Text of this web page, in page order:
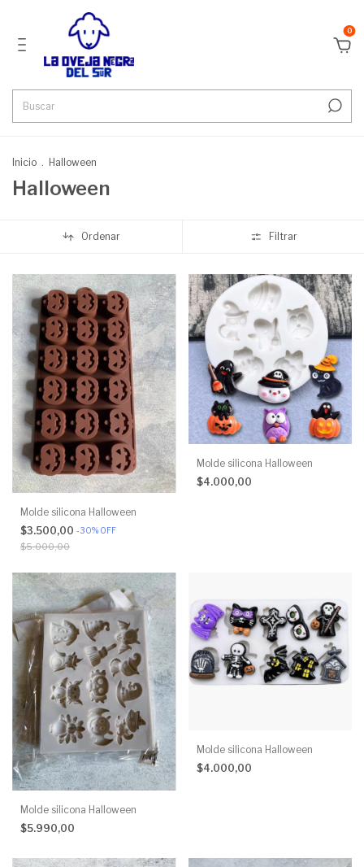
0
Inicio . Halloween
Halloween
Ordenar Filtrar
Molde silicona Halloween
$3.500,00 -30% OFF
$5.000,00
Molde silicona Halloween
$4.000,00
Molde silicona Halloween
$5.990,00
Molde silicona Halloween
$4.000,00